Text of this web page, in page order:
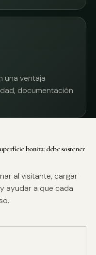
una ventaja
documentación
bonita: debe sostener
al visitante, cargar
ayudar a que cada